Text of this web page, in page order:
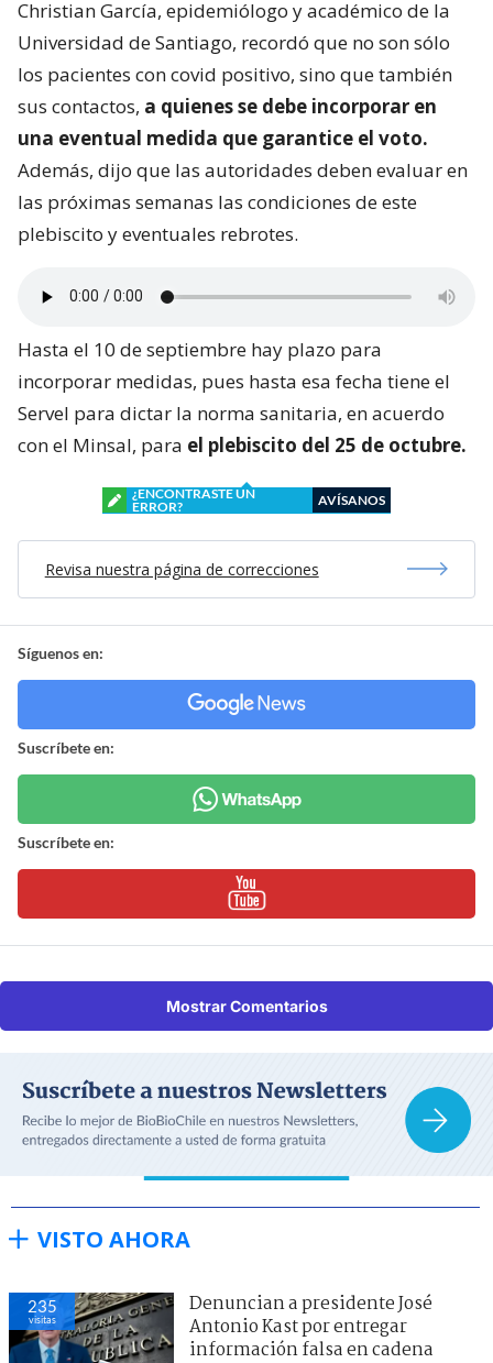
Christian García, epidemiólogo y académico de la
Universidad de Santiago, recordó que no son sólo
los pacientes con covid positivo, sino que también
sus contactos, a quienes se debe incorporar en
una eventual medida que garantice el voto.
Además, dijo que las autoridades deben evaluar en
las próximas semanas las condiciones de este
plebiscito y eventuales rebrotes.
Hasta el 10 de septiembre hay plazo para
incorporar medidas, pues hasta esa fecha tiene el
Servel para dictar la norma sanitaria, en acuerdo
con el Minsal, para el plebiscito del 25 de octubre.
¿ENCONTRASTE UN
ERROR?
AVÍSANOS
Revisa nuestra página de correcciones
Síguenos en:
Suscríbete en:
Suscríbete en:
Mostrar Comentarios
VISTO AHORA
235
visitas
Denuncian a presidente José
Antonio Kast por entregar
información falsa en cadena